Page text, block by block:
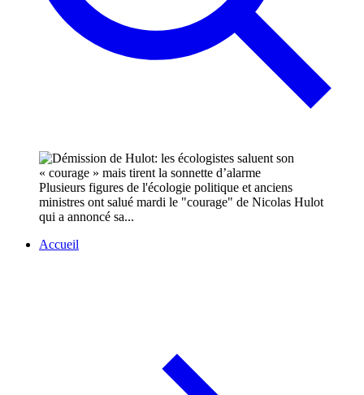
Plusieurs figures de l'écologie politique et anciens
ministres ont salué mardi le "courage" de Nicolas Hulot
qui a annoncé sa...
Accueil